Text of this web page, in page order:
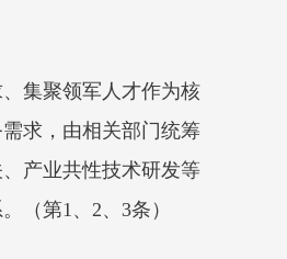
集聚领军人才作为核
求，由相关部门统筹
产业共性技术研发等
（第1、2、3条）